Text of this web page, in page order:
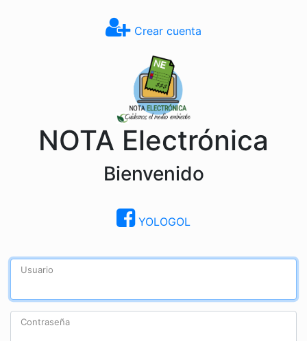
Crear cuenta
NOTA Electrónica
Bienvenido
YOLOGOL
Usuario
Contraseña